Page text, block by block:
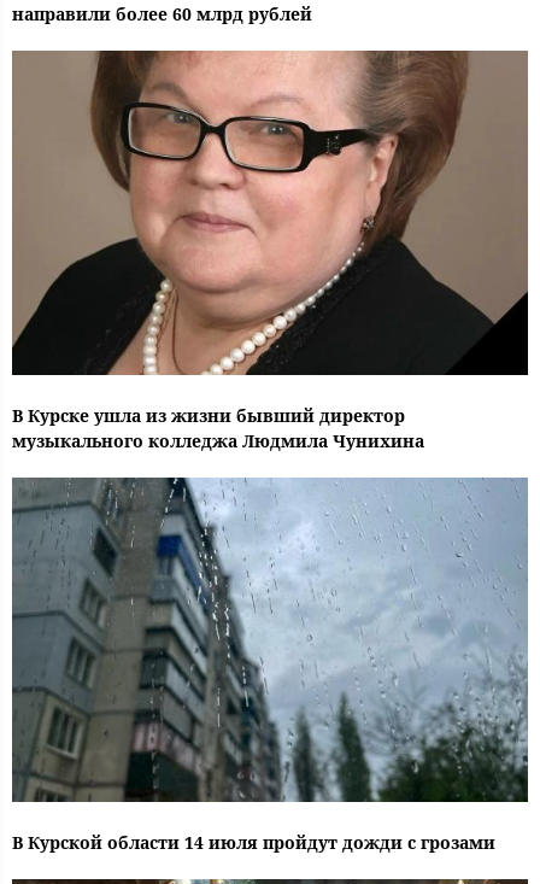
направили более 60 млрд рублей
В Курске ушла из жизни бывший директор
музыкального колледжа Людмила Чунихина
В Курской области 14 июля пройдут дожди с грозами